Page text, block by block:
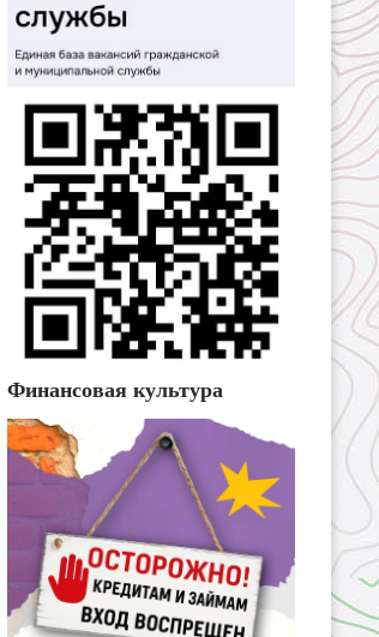
Финансовая культура